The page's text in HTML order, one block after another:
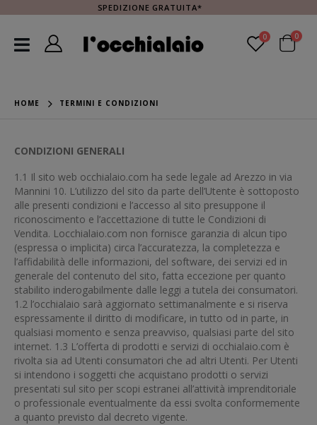
SPEDIZIONE GRATUITA*
0 0
HOME TERMINI E CONDIZIONI
CONDIZIONI GENERALI
1.1 Il sito web occhialaio.com ha sede legale ad Arezzo in via
Mannini 10. L’utilizzo del sito da parte dell’Utente è sottoposto
alle presenti condizioni e l’accesso al sito presuppone il
riconoscimento e l’accettazione di tutte le Condizioni di
Vendita. Locchialaio.com non fornisce garanzia di alcun tipo
(espressa o implicita) circa l’accuratezza, la completezza e
l’affidabilità delle informazioni, del software, dei servizi ed in
generale del contenuto del sito, fatta eccezione per quanto
stabilito inderogabilmente dalle leggi a tutela dei consumatori.
1.2 l’occhialaio sarà aggiornato settimanalmente e si riserva
espressamente il diritto di modificare, in tutto od in parte, in
qualsiasi momento e senza preavviso, qualsiasi parte del sito
internet. 1.3 L’offerta di prodotti e servizi di occhialaio.com è
rivolta sia ad Utenti consumatori che ad altri Utenti. Per Utenti
si intendono i soggetti che acquistano prodotti o servizi
presentati sul sito per scopi estranei all’attività imprenditoriale
o professionale eventualmente da essi svolta conformemente
a quanto previsto dal decreto vigente.